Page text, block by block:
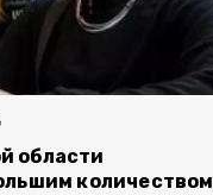
области
количеством